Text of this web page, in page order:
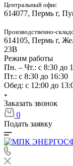
Центральный офис
614077, Пермь г,
Производственно-
614105, Пермь г,
23В
Режим работы
Пн. – Чт.: с 8:30 до
Пт.: с 8:30 до 16:30
Обед: с 12:00 до
Заказать звонок
0
Подать заявку